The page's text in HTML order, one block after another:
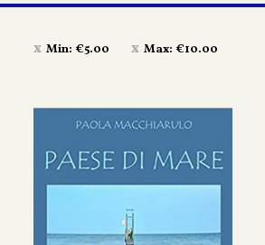
Min: €5.00 Max: €10.00